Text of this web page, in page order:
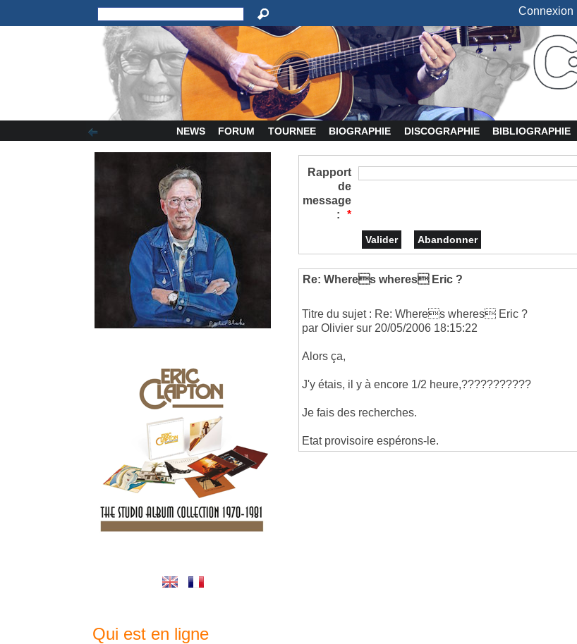
Connexion
NEWS FORUM TOURNEE BIOGRAPHIE DISCOGRAPHIE BIBLIOGRAPHIE
Qui est en ligne
Rapport
de
message
:
*
Re: Wheres wheres Eric ?
Titre du sujet : Re: Wheres wheres Eric ?
par Olivier sur 20/05/2006 18:15:22
Alors ça,
J'y étais, il y à encore 1/2 heure,???????????
Je fais des recherches.
Etat provisoire espérons-le.